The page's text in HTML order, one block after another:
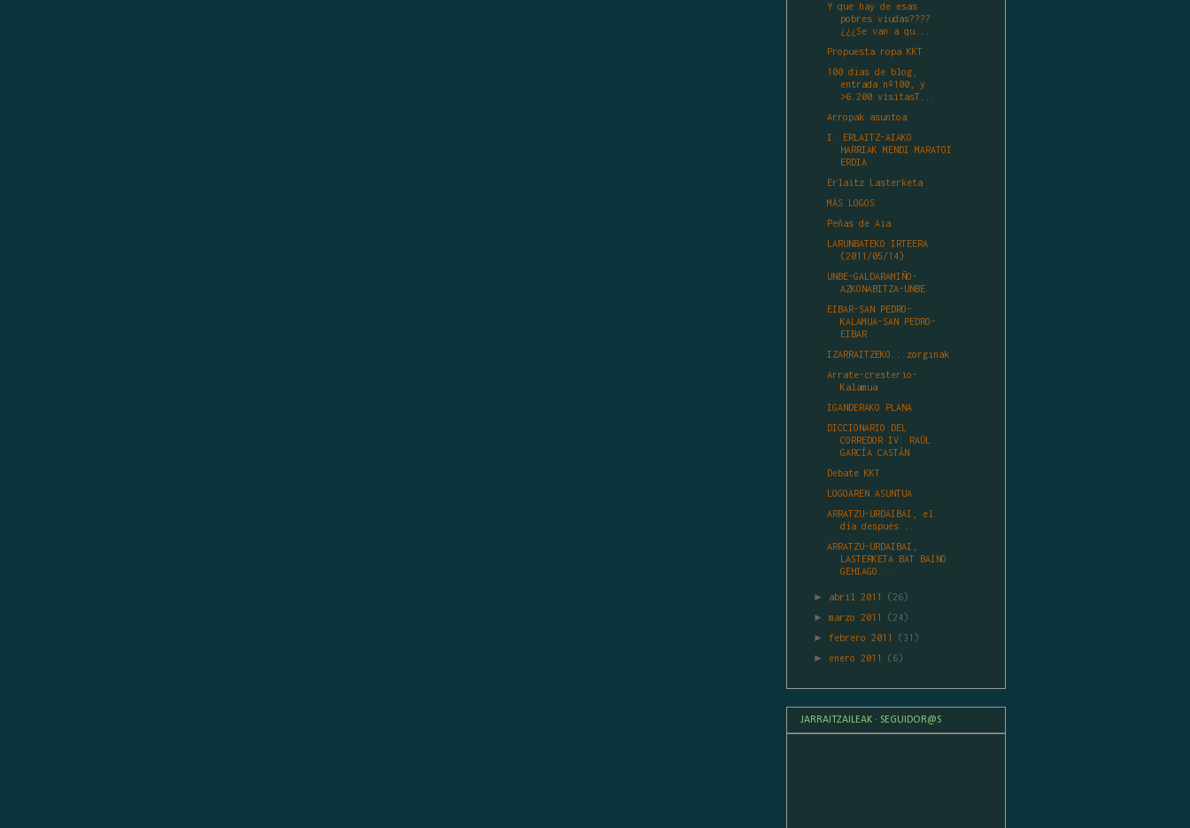
Y que hay de esas
pobres viudas????
¿¿¿Se van a qu...
Propuesta ropa KKT
100 dias de blog,
entrada nº100, y
>6.200 visitasT...
Arropak asuntoa
I. ERLAITZ-AIAKO
HARRIAK MENDI MARATOI
ERDIA
Erlaitz Lasterketa
MÁS LOGOS
Peñas de Aia
LARUNBATEKO IRTEERA
(2011/05/14)
UNBE-GALDARAMIÑO-
AZKONABITZA-UNBE
EIBAR-SAN PEDRO-
KALAMUA-SAN PEDRO-
EIBAR
IZARRAITZEKO...zorginak
Arrate-cresterio-
Kalamua
IGANDERAKO PLANA
DICCIONARIO DEL
CORREDOR IV: RAÚL
GARCÍA CASTÁN
Debate KKT
LOGOAREN ASUNTUA
ARRATZU-URDAIBAI, el
día después...
ARRATZU-URDAIBAI,
LASTERKETA BAT BAINO
GEHIAGO...
► abril 2011 (26)
►marzo 2011 (24)
► febrero 2011 (31)
► enero 2011 (6)
JARRAITZAILEAK · SEGUIDOR@S